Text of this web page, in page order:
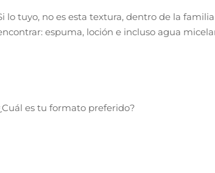
lo tuyo, no es esta textura, dentro de la
espuma, loción e incluso agua
es tu formato preferido?